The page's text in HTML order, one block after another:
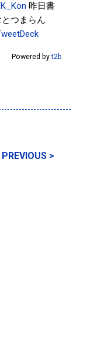
昨日書
つまらん
Powered byt2b
PREVIOUS >